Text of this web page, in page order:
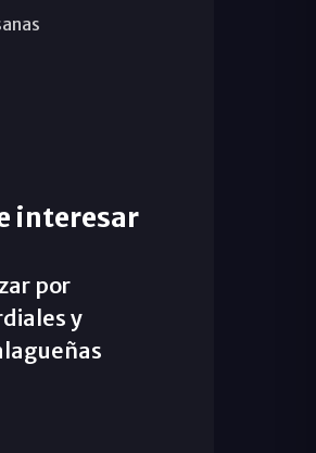
interesar
por
y